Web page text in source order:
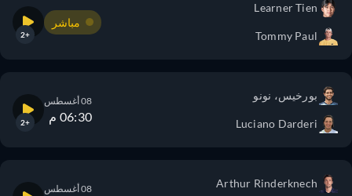
Learner Tien
Tommy Paul
مباشر
بورخيس، نونو
Luciano Darderi 06:30 م
Arthur Rinderknech